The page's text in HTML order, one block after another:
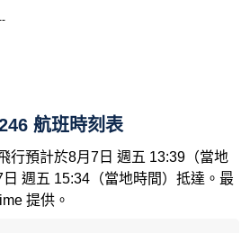
航班時刻表
行預計於8月7日 週五 13:39（當地
週五 15:34（當地時間）抵達。最
提供。